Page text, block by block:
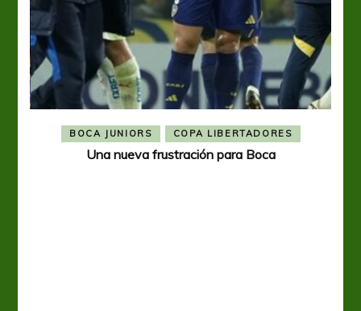
BOCA JUNIORS COPA LIBERTADORES
Una nueva frustración para Boca